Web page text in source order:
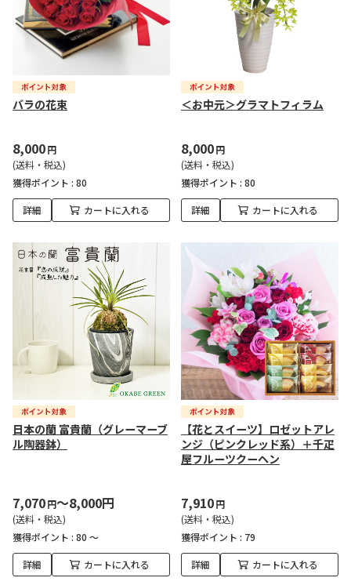
バラの花束
8,000円
(送料・税込)
獲得ポイント : 80
詳細 カートに入れる
＜お中元＞グラマトフィラム
8,000円
(送料・税込)
獲得ポイント : 80
詳細 カートに入れる
日本の蘭 富貴蘭（グレーマーブ
ル陶器鉢）
7,070円～8,000円
(送料・税込)
獲得ポイント : 80 ～
詳細 カートに入れる
【花とスイーツ】ロゼットアレ
ンジ（ピンクレッド系）＋千疋
屋フルーツクーヘン
7,910円
(送料・税込)
獲得ポイント : 79
詳細 カートに入れる